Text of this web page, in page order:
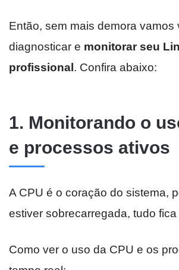
Então, sem mais demora vamos
diagnosticar e monitorar seu
profissional. Confira abaixo:
1. Monitorando o
e processos ativos
A CPU é o coração do sistema,
estiver sobrecarregada, tudo
Como ver o uso da CPU e os